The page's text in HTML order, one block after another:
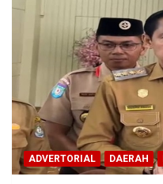
ADVERTORIAL DAERAH